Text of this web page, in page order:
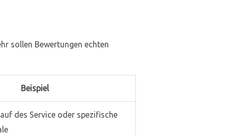
sollen Bewertungen echten
Beispiel
des Service oder spezifische